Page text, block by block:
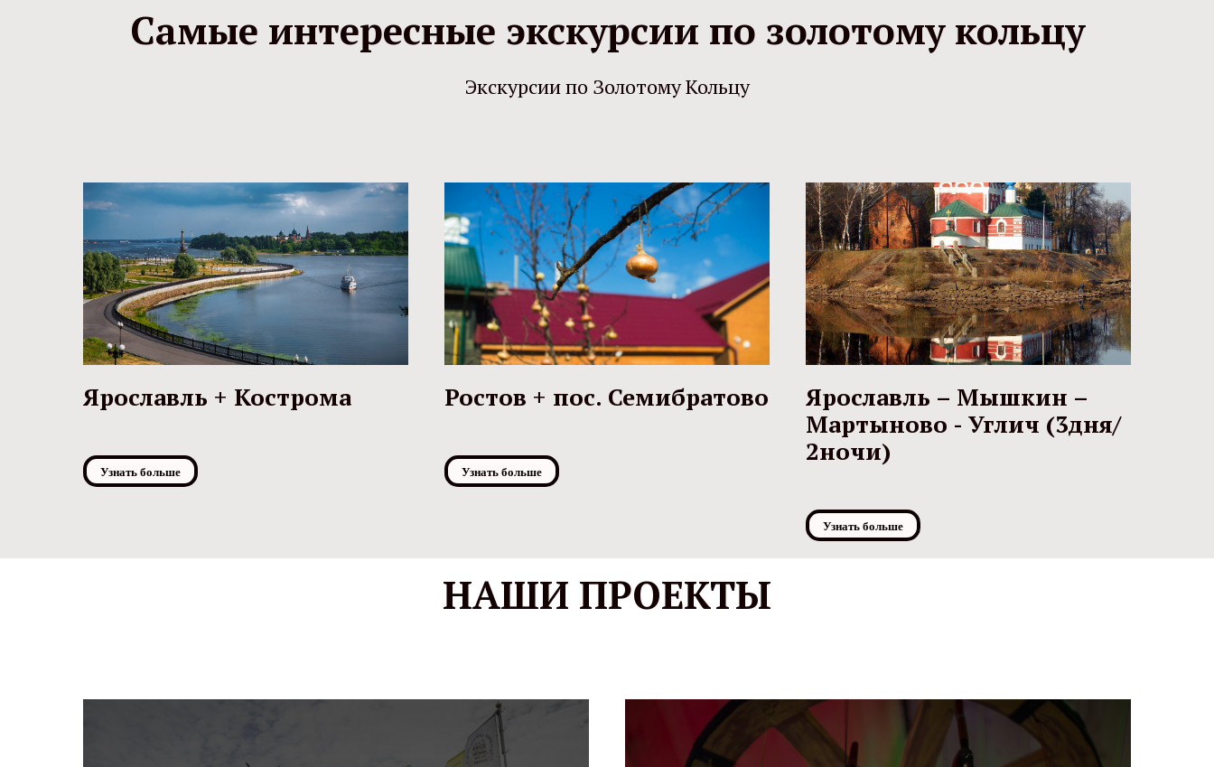
Самые интересные экскурсии по золотому кольцу
Экскурсии по Золотому Кольцу
Ярославль + Кострома
Узнать больше
Ростов + пос. Семибратово
Узнать больше
Ярославль – Мышкин –
Мартыново - Углич (3дня/
2ночи)
Узнать больше
НАШИ ПРОЕКТЫ